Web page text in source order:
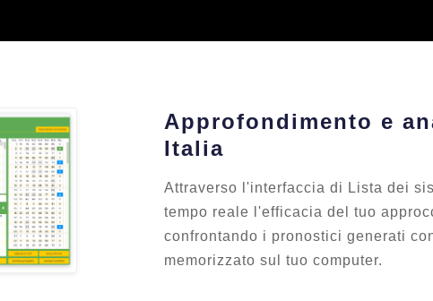
Approfondimento e
Italia
Attraverso l'interfaccia di Lista dei
tempo reale l'efficacia del tuo
confrontando i pronostici generati
memorizzato sul tuo computer.